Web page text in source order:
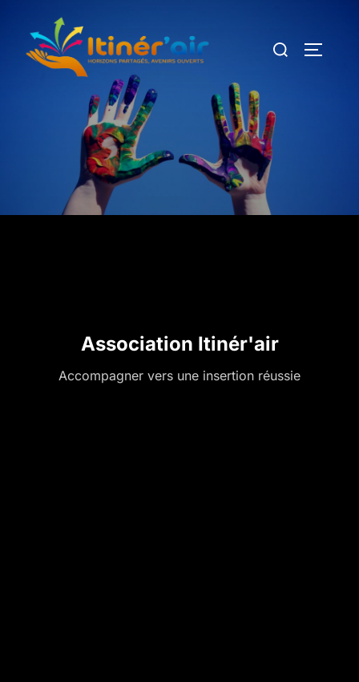
Association Itinér'air
Accompagner vers une insertion réussie